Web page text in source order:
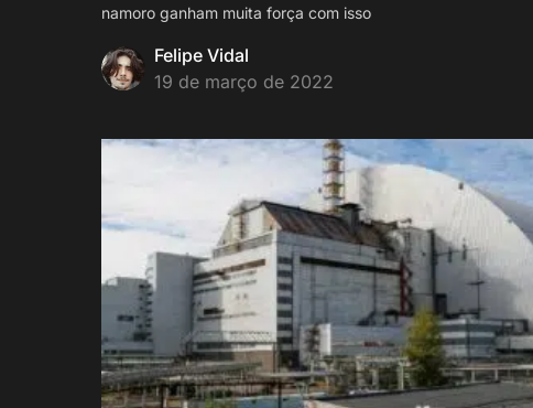
namoro ganham muita força com isso
Felipe Vidal
19 de março de 2022